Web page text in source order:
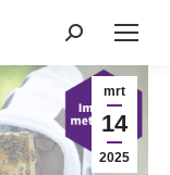
Zoeken:
mrt
14
2025